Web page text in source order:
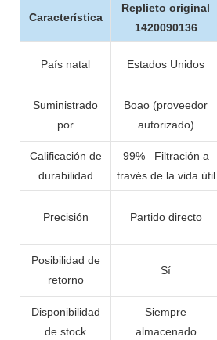
Característica
Replieto original
1420090136
País natal Estados Unidos
Suministrado
por
Boao (proveedor
autorizado)
Calificación de
durabilidad
99%
Filtración a
través de la vida útil
Precisión Partido directo
Posibilidad de
retorno
Sí
Disponibilidad
de stock
Siempre
almacenado